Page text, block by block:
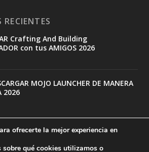
Crafting And Building
con tus AMIGOS 2026
MOJO LAUNCHER DE MANERA
2026
ofrecerte la mejor experiencia en
sobre qué cookies utilizamos o